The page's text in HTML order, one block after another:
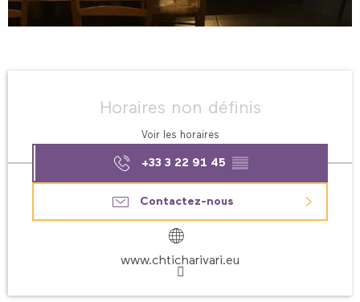
Horaires non définis
Voir les horaires
+33 3 22 91 45 ▒▒
Contactez-nous
www.chticharivari.eu